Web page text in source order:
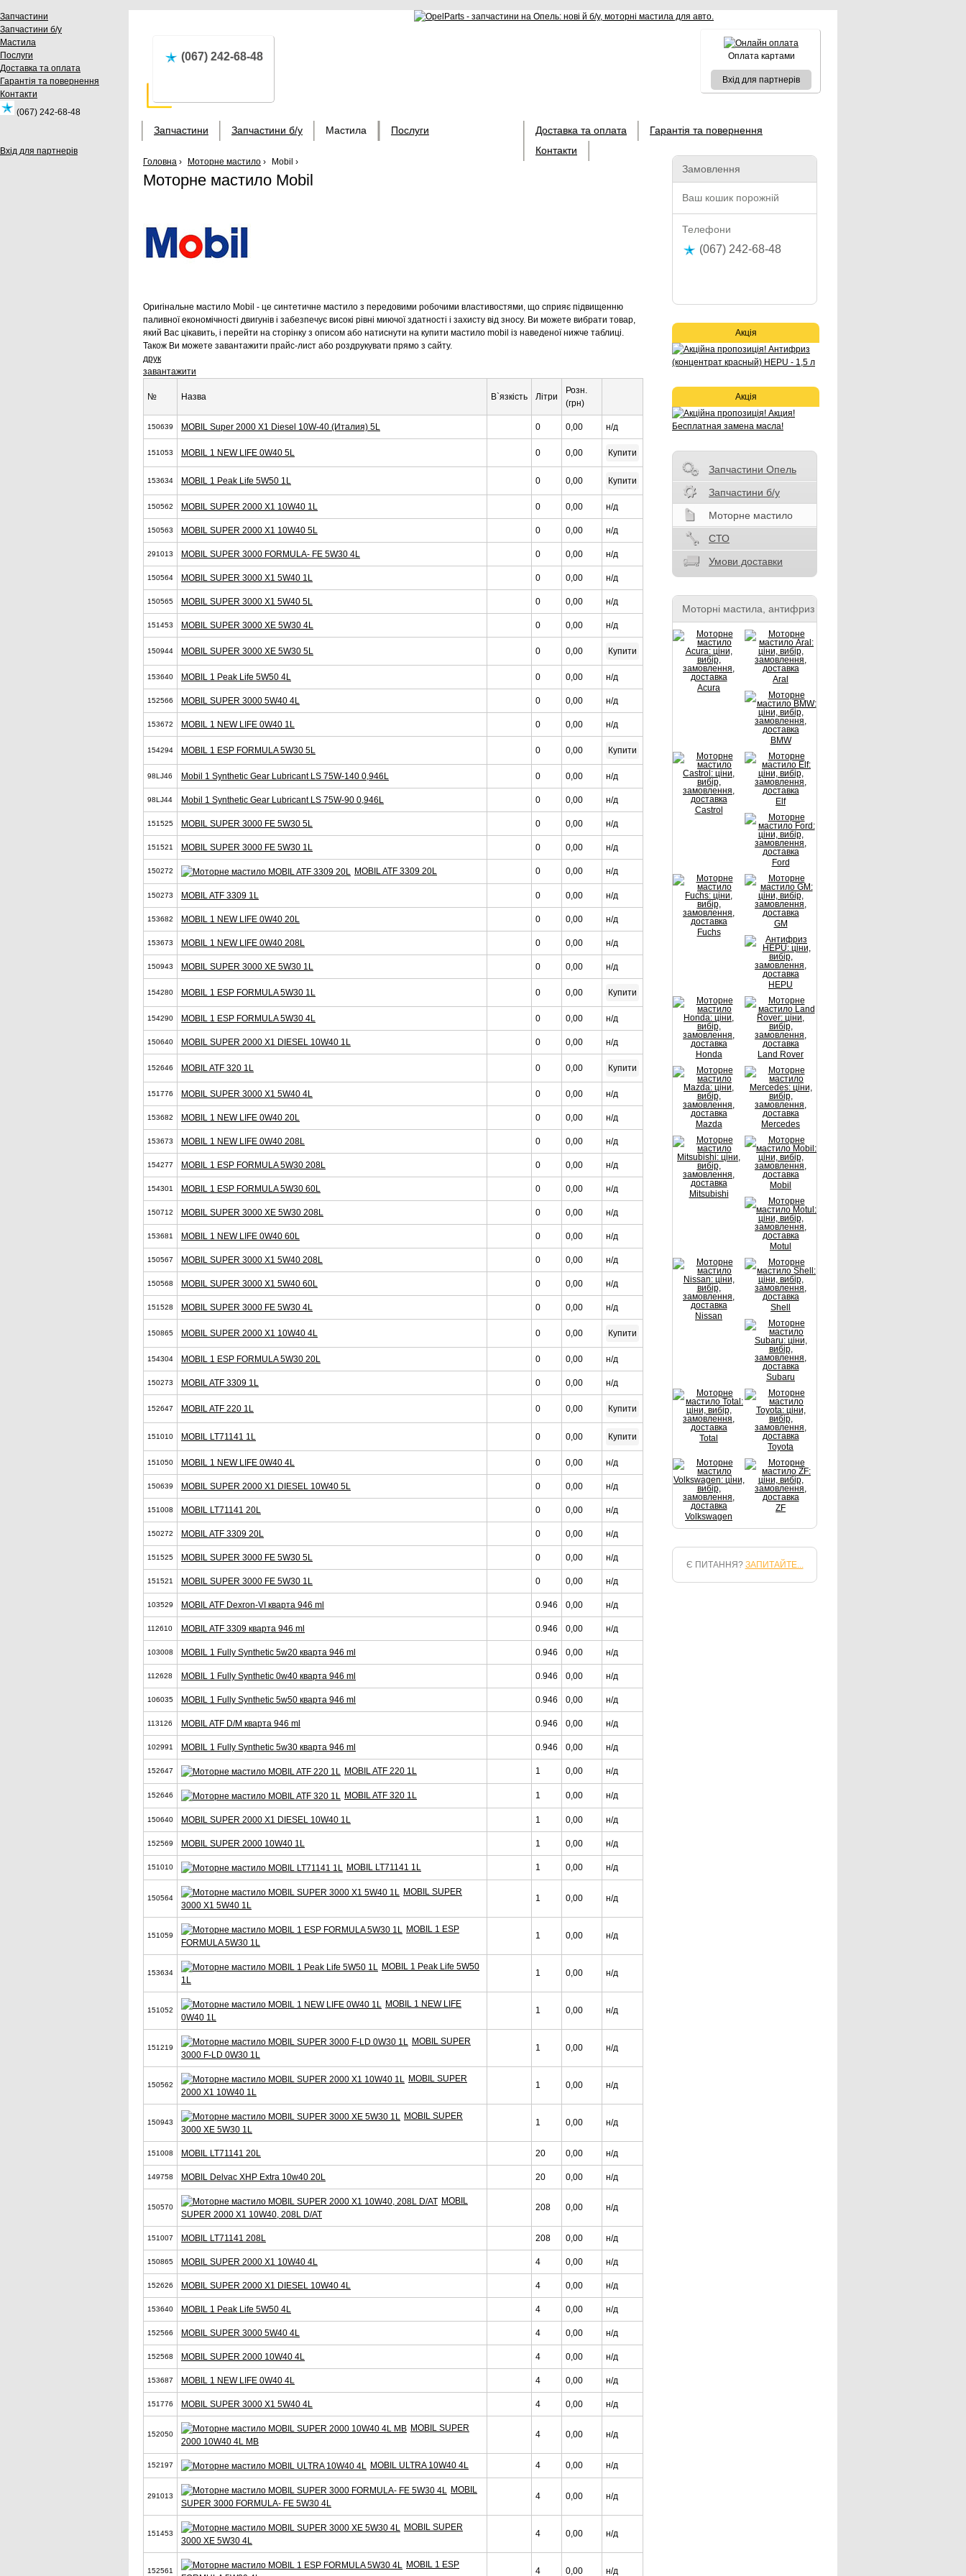
Запчастини
Запчастини б/у
Мастила
Послуги
Доставка та оплата
Гарантія та повернення
Контакти
(067) 242-68-48
Вхід для партнерів
(067) 242-68-48 Оплата картами
Вхід для партнерів
Запчастини Запчастини б/у Мастила Послуги Доставка та оплата
Гарантія та повернення
Контакти
Головна › Моторне мастило › Mobil ›
Моторне мастило Mobil
Оригінальне мастило Mobil - це синтетичне мастило з передовими робочими властивостями, що сприяє підвищенню
паливної економічності двигунів і забезпечує високі рівні миючої здатності і захисту від зносу. Ви можете вибрати товар,
який Вас цікавить, і перейти на сторінку з описом або натиснути на купити мастило mobil із наведеної нижче таблиці.
Також Ви можете завантажити прайс-лист або роздрукувати прямо з сайту.
друк
завантажити
№ Назва В`язкість Літри
Розн.
(грн)
150639 MOBIL Super 2000 X1 Diesel 10W-40 (Италия) 5L 0 0,00 н/д
151053 MOBIL 1 NEW LIFE 0W40 5L 0 0,00 Купити
153634 MOBIL 1 Peak Life 5W50 1L 0 0,00 Купити
150562 MOBIL SUPER 2000 X1 10W40 1L 0 0,00 н/д
150563 MOBIL SUPER 2000 X1 10W40 5L 0 0,00 н/д
291013 MOBIL SUPER 3000 FORMULA- FE 5W30 4L 0 0,00 н/д
150564 MOBIL SUPER 3000 X1 5W40 1L 0 0,00 н/д
150565 MOBIL SUPER 3000 X1 5W40 5L 0 0,00 н/д
151453 MOBIL SUPER 3000 XE 5W30 4L 0 0,00 н/д
150944 MOBIL SUPER 3000 XE 5W30 5L 0 0,00 Купити
153640 MOBIL 1 Peak Life 5W50 4L 0 0,00 н/д
152566 MOBIL SUPER 3000 5W40 4L 0 0,00 н/д
153672 MOBIL 1 NEW LIFE 0W40 1L 0 0,00 н/д
154294 MOBIL 1 ESP FORMULA 5W30 5L 0 0,00 Купити
98LJ46 Mobil 1 Synthetic Gear Lubricant LS 75W-140 0,946L 0 0,00 н/д
98LJ44 Mobil 1 Synthetic Gear Lubricant LS 75W-90 0,946L 0 0,00 н/д
151525 MOBIL SUPER 3000 FE 5W30 5L 0 0,00 н/д
151521 MOBIL SUPER 3000 FE 5W30 1L 0 0,00 н/д
150272 MOBIL ATF 3309 20L 0 0,00 н/д
150273 MOBIL ATF 3309 1L 0 0,00 н/д
153682 MOBIL 1 NEW LIFE 0W40 20L 0 0,00 н/д
153673 MOBIL 1 NEW LIFE 0W40 208L 0 0,00 н/д
150943 MOBIL SUPER 3000 XE 5W30 1L 0 0,00 н/д
154280 MOBIL 1 ESP FORMULA 5W30 1L 0 0,00 Купити
154290 MOBIL 1 ESP FORMULA 5W30 4L 0 0,00 н/д
150640 MOBIL SUPER 2000 X1 DIESEL 10W40 1L 0 0,00 н/д
152646 MOBIL ATF 320 1L 0 0,00 Купити
151776 MOBIL SUPER 3000 X1 5W40 4L 0 0,00 н/д
153682 MOBIL 1 NEW LIFE 0W40 20L 0 0,00 н/д
153673 MOBIL 1 NEW LIFE 0W40 208L 0 0,00 н/д
154277 MOBIL 1 ESP FORMULA 5W30 208L 0 0,00 н/д
154301 MOBIL 1 ESP FORMULA 5W30 60L 0 0,00 н/д
150712 MOBIL SUPER 3000 XE 5W30 208L 0 0,00 н/д
153681 MOBIL 1 NEW LIFE 0W40 60L 0 0,00 н/д
150567 MOBIL SUPER 3000 X1 5W40 208L 0 0,00 н/д
150568 MOBIL SUPER 3000 X1 5W40 60L 0 0,00 н/д
151528 MOBIL SUPER 3000 FE 5W30 4L 0 0,00 н/д
150865 MOBIL SUPER 2000 X1 10W40 4L 0 0,00 Купити
154304 MOBIL 1 ESP FORMULA 5W30 20L 0 0,00 н/д
150273 MOBIL ATF 3309 1L 0 0,00 н/д
152647 MOBIL ATF 220 1L 0 0,00 Купити
151010 MOBIL LT71141 1L 0 0,00 Купити
151050 MOBIL 1 NEW LIFE 0W40 4L 0 0,00 н/д
150639 MOBIL SUPER 2000 X1 DIESEL 10W40 5L 0 0,00 н/д
151008 MOBIL LT71141 20L 0 0,00 н/д
150272 MOBIL ATF 3309 20L 0 0,00 н/д
151525 MOBIL SUPER 3000 FE 5W30 5L 0 0,00 н/д
151521 MOBIL SUPER 3000 FE 5W30 1L 0 0,00 н/д
103529 MOBIL ATF Dexron-VI кварта 946 ml 0.946 0,00 н/д
112610 MOBIL ATF 3309 кварта 946 ml 0.946 0,00 н/д
103008 MOBIL 1 Fully Synthetic 5w20 кварта 946 ml 0.946 0,00 н/д
112628 MOBIL 1 Fully Synthetic 0w40 кварта 946 ml 0.946 0,00 н/д
106035 MOBIL 1 Fully Synthetic 5w50 кварта 946 ml 0.946 0,00 н/д
113126 MOBIL ATF D/M кварта 946 ml 0.946 0,00 н/д
102991 MOBIL 1 Fully Synthetic 5w30 кварта 946 ml 0.946 0,00 н/д
152647 MOBIL ATF 220 1L 1 0,00 н/д
152646 MOBIL ATF 320 1L 1 0,00 н/д
150640 MOBIL SUPER 2000 X1 DIESEL 10W40 1L 1 0,00 н/д
152569 MOBIL SUPER 2000 10W40 1L 1 0,00 н/д
151010 MOBIL LT71141 1L 1 0,00 н/д
150564
MOBIL SUPER
3000 X1 5W40 1L
1 0,00 н/д
151059
MOBIL 1 ESP
FORMULA 5W30 1L
1 0,00 н/д
153634
MOBIL 1 Peak Life 5W50
1L
1 0,00 н/д
151052
MOBIL 1 NEW LIFE
0W40 1L
1 0,00 н/д
151219
MOBIL SUPER
3000 F-LD 0W30 1L
1 0,00 н/д
150562
MOBIL SUPER
2000 X1 10W40 1L
1 0,00 н/д
150943
MOBIL SUPER
3000 XE 5W30 1L
1 0,00 н/д
151008 MOBIL LT71141 20L 20 0,00 н/д
149758 MOBIL Delvac XHP Extra 10w40 20L 20 0,00 н/д
150570
MOBIL
SUPER 2000 X1 10W40, 208L D/AT
208 0,00 н/д
151007 MOBIL LT71141 208L 208 0,00 н/д
150865 MOBIL SUPER 2000 X1 10W40 4L 4 0,00 н/д
152626 MOBIL SUPER 2000 X1 DIESEL 10W40 4L 4 0,00 н/д
153640 MOBIL 1 Peak Life 5W50 4L 4 0,00 н/д
152566 MOBIL SUPER 3000 5W40 4L 4 0,00 н/д
152568 MOBIL SUPER 2000 10W40 4L 4 0,00 н/д
153687 MOBIL 1 NEW LIFE 0W40 4L 4 0,00 н/д
151776 MOBIL SUPER 3000 X1 5W40 4L 4 0,00 н/д
152050
MOBIL SUPER
2000 10W40 4L MB
4 0,00 н/д
152197 MOBIL ULTRA 10W40 4L 4 0,00 н/д
291013
MOBIL
SUPER 3000 FORMULA- FE 5W30 4L
4 0,00 н/д
151453
MOBIL SUPER
3000 XE 5W30 4L
4 0,00 н/д
152561
MOBIL 1 ESP
4 0,00 н/д
Замовлення
Ваш кошик порожній
Телефони
(067) 242-68-48
Акція
Акція
Запчастини Опель
Запчастини б/у
Моторне мастило
СТО
Умови доставки
Моторні мастила, антифриз
Acura
Aral
BMW
Castrol
Elf
Ford
Fuchs
GM
HEPU
Honda Land Rover
Mazda Mercedes
Mitsubishi
Mobil
Motul
Nissan
Shell
Subaru
Total
Toyota
Volkswagen
ZF
Є ПИТАННЯ? ЗАПИТАЙТЕ...